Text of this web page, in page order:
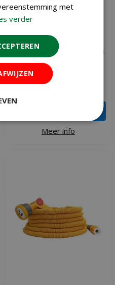
Hozelock tricoflex ultramax
tuinslang 12.5mm 15 m
Meer info
met
verder